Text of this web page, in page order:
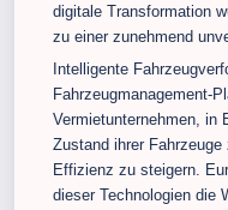
digitale Transformation
zu einer zunehmend
Intelligente
Fahrzeugmanagement-
Vermietunternehmen, in
Zustand ihrer
Effizienz zu steigern.
dieser Technologien die